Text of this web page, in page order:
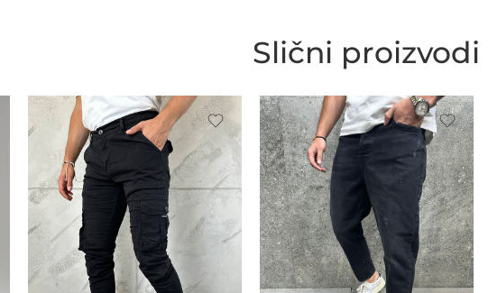
Slični proizvodi